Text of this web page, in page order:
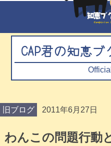
CAP君の知恵
旧ブログ 2011年6月27日
わんこの問題行動